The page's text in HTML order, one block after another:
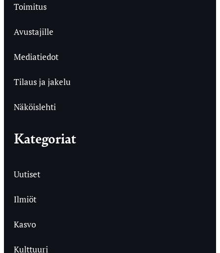
Toimitus
Avustajille
Mediatiedot
Tilaus ja jakelu
Näköislehti
Kategoriat
Uutiset
Ilmiöt
Kasvo
Kulttuuri